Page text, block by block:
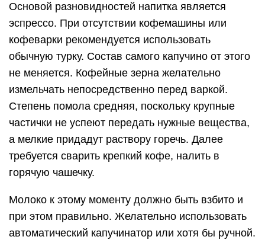
Основой разновидностей напитка является
эспрессо. При отсутствии кофемашины или
кофеварки рекомендуется использовать
обычную турку. Состав самого капучино от этого
не меняется. Кофейные зерна желательно
измельчать непосредственно перед варкой.
Степень помола средняя, поскольку крупные
частички не успеют передать нужные вещества,
а мелкие придадут раствору горечь. Далее
требуется сварить крепкий кофе, налить в
горячую чашечку.
Молоко к этому моменту должно быть взбито и
при этом правильно. Желательно использовать
автоматический капучинатор или хотя бы ручной.